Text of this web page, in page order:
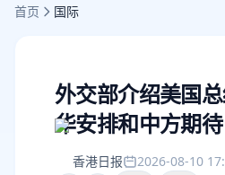
首页 国际
外交部介绍美国
华安排和中方期待
香港日报 2026-08-10